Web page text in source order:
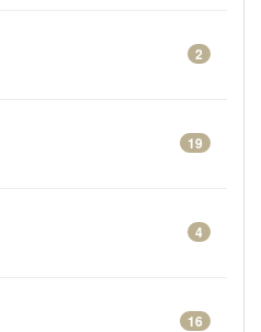
2
19
4
16